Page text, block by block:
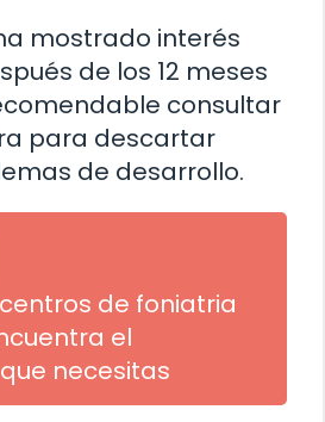
mostrado interés
de los 12 meses
consultar
para descartar
de desarrollo.
de foniatria
el
necesitas